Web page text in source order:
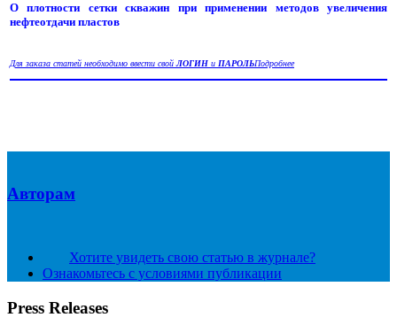
О плотности сетки скважин при применении методов увеличения
нефтеотдачи пластов
Для заказа статей необходимо ввести свойЛОГИН и ПАРОЛЬПодробнее
Авторам
Хотите увидеть свою статью в журнале?
Ознакомьтесь с условиями публикации
Press Releases